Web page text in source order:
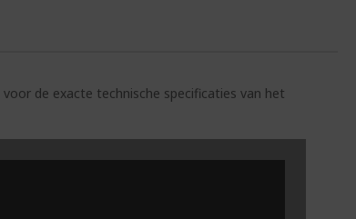
voor de exacte technische specificaties van het